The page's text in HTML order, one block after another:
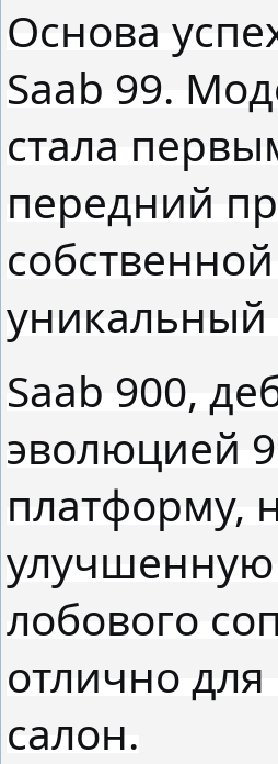
Основа
Saab 99.
стала
передний
уникальный
Saab 900,
эволюцией
платформу,
лобового
отлично
салон.